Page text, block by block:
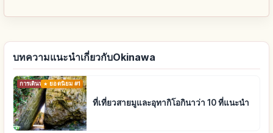
บทความแนะนำเกี่ยวกับOkinawa
การเดินทาง ยอดนิยม #1
ที่เที่ยวสายมูและอุทากิโอกินาว่า 10 ที่แนะนำ